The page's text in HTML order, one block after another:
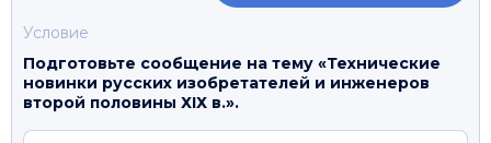
Условие
Подготовьте сообщение на тему «Технические
новинки русских изобретателей и инженеров
второй половины ХІХ в.».